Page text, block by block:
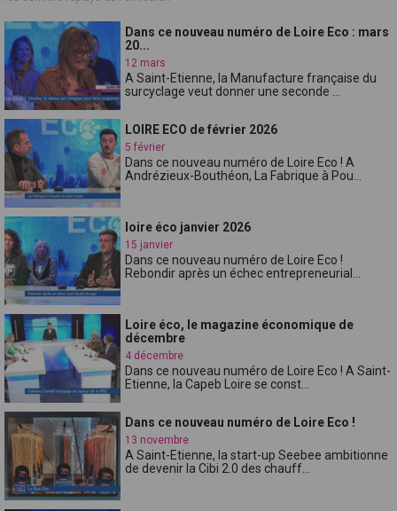
Dans ce nouveau numéro de Loire Eco : mars
20...
12 mars
A Saint-Etienne, la Manufacture française du
surcyclage veut donner une seconde ...
LOIRE ECO de février 2026
5 février
Dans ce nouveau numéro de Loire Eco ! A
Andrézieux-Bouthéon, La Fabrique à Pou...
loire éco janvier 2026
15 janvier
Dans ce nouveau numéro de Loire Eco !
Rebondir après un échec entrepreneurial...
Loire éco, le magazine économique de
décembre
4 décembre
Dans ce nouveau numéro de Loire Eco ! A Saint-
Etienne, la Capeb Loire se const...
Dans ce nouveau numéro de Loire Eco !
13 novembre
A Saint-Etienne, la start-up Seebee ambitionne
de devenir la Cibi 2.0 des chauff...